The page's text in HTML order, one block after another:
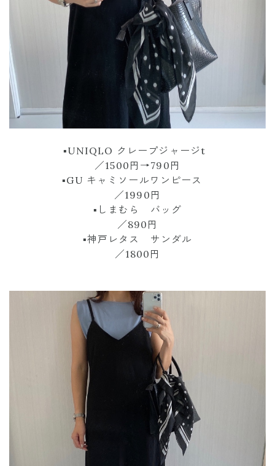
▪︎UNIQLO クレープジャージt
／1500円→790円
▪︎GU キャミソールワンピース
／1990円
▪︎しまむら バッグ
／890円
▪︎神戸レタス サンダル
／1800円